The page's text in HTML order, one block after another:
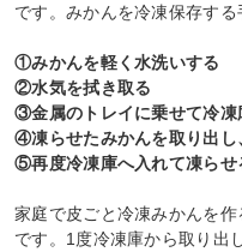
です。みかんを冷凍保存する
①みかんを軽く水洗いする
②水気を拭き取る
③金属のトレイに乗せて冷凍
④凍らせたみかんを取り出し
⑤再度冷凍庫へ入れて凍らせ
家庭で皮ごと冷凍みかんを
です。1度冷凍庫から取り出